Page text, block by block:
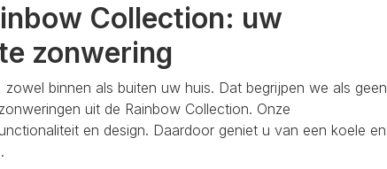
Collection: uw
zonwering
binnen als buiten uw huis. Dat begrijpen we als geen
uit de Rainbow Collection. Onze
en design. Daardoor geniet u van een koele en